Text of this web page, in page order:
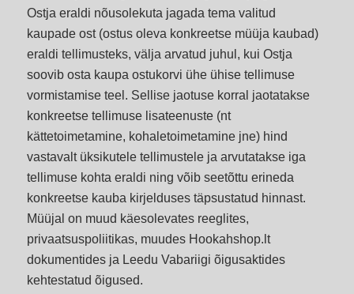
Ostja eraldi nõusolekuta jagada tema valitud
kaupade ost (ostus oleva konkreetse müüja kaubad)
eraldi tellimusteks, välja arvatud juhul, kui Ostja
soovib osta kaupa ostukorvi ühe ühise tellimuse
vormistamise teel. Sellise jaotuse korral jaotatakse
konkreetse tellimuse lisateenuste (nt
kättetoimetamine, kohaletoimetamine jne) hind
vastavalt üksikutele tellimustele ja arvutatakse iga
tellimuse kohta eraldi ning võib seetõttu erineda
konkreetse kauba kirjelduses täpsustatud hinnast.
Müüjal on muud käesolevates reeglites,
privaatsuspoliitikas, muudes Hookahshop.lt
dokumentides ja Leedu Vabariigi õigusaktides
kehtestatud õigused.